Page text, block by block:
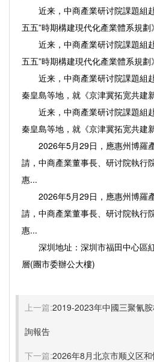
近来，中商產業研讨院課題組
五五”時期構建現代化產業體系規
近来，中商產業研讨院課題組
五五”時期構建現代化產業體系規
近来，中商產業研讨院課題組赴
秦皇島等地，就《京津冀拓宽共建
近来，中商產業研讨院課題組赴
秦皇島等地，就《京津冀拓宽共建
2026年5月29日，應惠州博羅
請，中商產業董事長、研讨院執行
惠...
2026年5月29日，應惠州博羅
請，中商產業董事長、研讨院執行
惠...
深圳地址：深圳市福田中心區
層(團市委辦公大樓)
上一篇:2019-2023年中國三聚氰
詢報告
下一篇:2026年8月北京市顺义区